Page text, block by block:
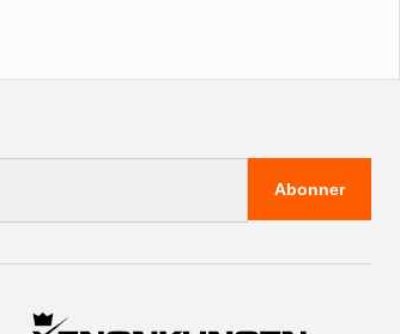
Abonner